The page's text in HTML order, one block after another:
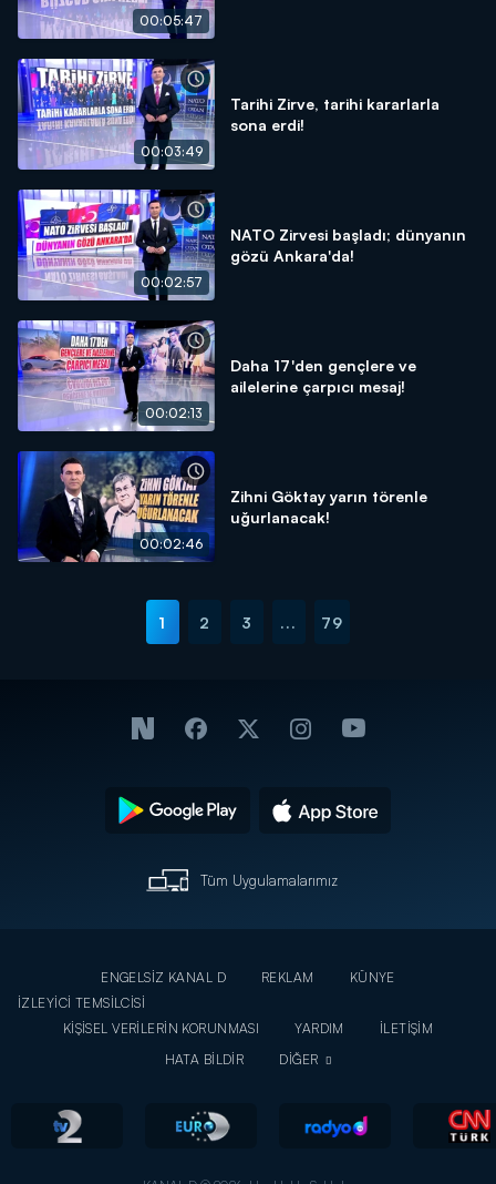
00:05:47
00:03:49
Tarihi Zirve, tarihi kararlarla
sona erdi!
00:02:57
NATO Zirvesi başladı; dünyanın
gözü Ankara'da!
00:02:13
Daha 17'den gençlere ve
ailelerine çarpıcı mesaj!
00:02:46
Zihni Göktay yarın törenle
uğurlanacak!
1 2 3 ... 79
Tüm Uygulamalarımız
ENGELSİZ KANAL D REKLAM
KÜNYE
İZLEYİCİ TEMSİLCİSİ
KİŞİSEL VERİLERİN KORUNMASI
YARDIM
İLETİŞİM
HATA BİLDİR
DİĞER